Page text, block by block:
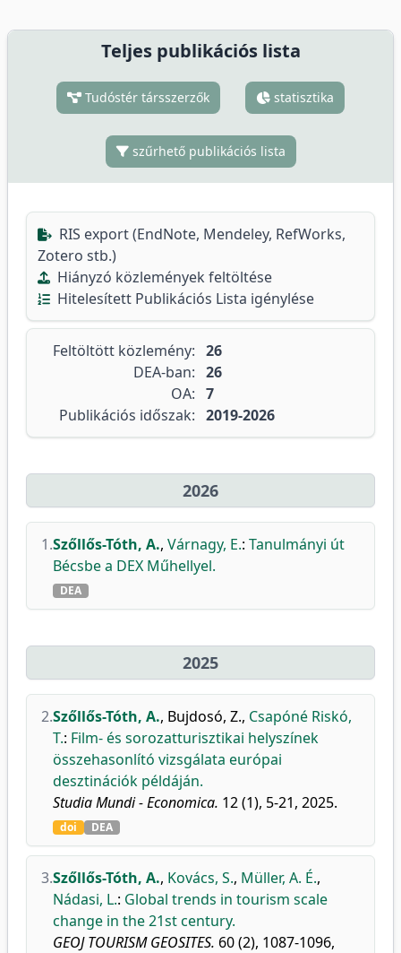
Teljes publikációs lista
Tudóstér társszerzők statisztika
szűrhető publikációs lista
RIS export (EndNote, Mendeley, RefWorks,
Zotero stb.)
Hiányzó közlemények feltöltése
Hitelesített Publikációs Lista igénylése
Feltöltött közlemény: 26
DEA-ban: 26
OA: 7
Publikációs időszak: 2019-2026
2026
1.Szőllős-Tóth, A., Várnagy, E.: Tanulmányi út
Bécsbe a DEX Műhellyel.
DEA
2025
2.Szőllős-Tóth, A., Bujdosó, Z., Csapóné Riskó,
T.: Film- és sorozatturisztikai helyszínek
összehasonlító vizsgálata európai
desztinációk példáján.
Studia Mundi - Economica. 12 (1), 5-21, 2025.
doi DEA
3.Szőllős-Tóth, A., Kovács, S., Müller, A. É.,
Nádasi, L.: Global trends in tourism scale
change in the 21st century.
GEOJ TOURISM GEOSITES. 60 (2), 1087-1096,